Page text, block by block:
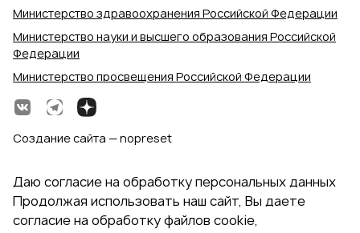
Министерство здравоохранения Российской Федерации
Министерство науки и высшего образования Российской
Федерации
Министерство просвещения Российской Федерации
Создание сайта — nopreset
Даю согласие на обработку персональных данных
Продолжая использовать наш сайт, Вы даете
согласие на обработку файлов cookie,